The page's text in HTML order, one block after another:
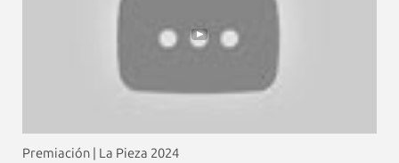
Premiación | La Pieza 2024